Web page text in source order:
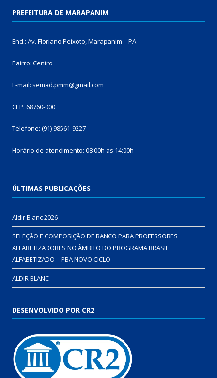
PREFEITURA DE MARAPANIM
End.: Av. Floriano Peixoto, Marapanim – PA
Bairro: Centro
E-mail: semad.pmm@gmail.com
CEP: 68760-000
Telefone: (91) 98561-9227
Horário de atendimento: 08:00h às 14:00h
ÚLTIMAS PUBLICAÇÕES
Aldir Blanc 2026
SELEÇÃO E COMPOSIÇÃO DE BANCO PARA PROFESSORES
ALFABETIZADORES NO ÂMBITO DO PROGRAMA BRASIL
ALFABETIZADO – PBA NOVO CICLO
ALDIR BLANC
DESENVOLVIDO POR CR2